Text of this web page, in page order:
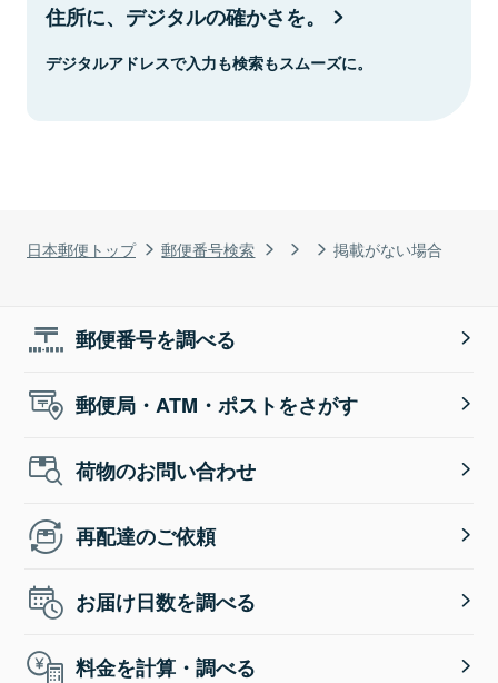
日本郵便トップ 郵便番号検索 掲載がない場合
住所に、デジタルの確かさを。
デジタルアドレスで入力も検索もスムーズに。
郵便番号を調べる
郵便局・ATM・ポストをさがす
荷物のお問い合わせ
再配達のご依頼
お届け日数を調べる
料金を計算・調べる